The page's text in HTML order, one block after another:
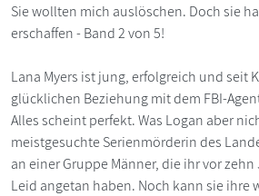
Sie wollten mich auslöschen. Doch sie
erschaffen - Band 2 von 5!
Lana Myers ist jung, erfolgreich und seit
glücklichen Beziehung mit dem FBI-
Alles scheint perfekt. Was Logan aber
meistgesuchte Serienmörderin des
an einer Gruppe Männer, die ihr vor
Leid angetan haben. Noch kann sie ihre